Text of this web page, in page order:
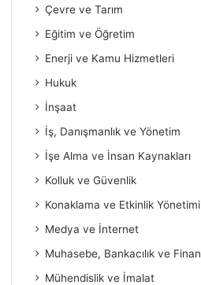
Çevre ve Tarım
Eğitim ve Öğretim
Enerji ve Kamu Hizmetleri
Hukuk
İnşaat
İş, Danışmanlık ve Yönetim
İşe Alma ve İnsan Kaynakları
Kolluk ve Güvenlik
Konaklama ve Etkinlik Yönetimi
Medya ve İnternet
Muhasebe, Bankacılık ve
Mühendislik ve İmalat